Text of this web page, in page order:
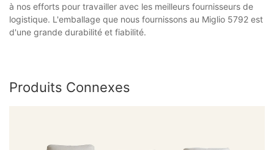
à nos efforts pour travailler avec les meilleurs fournisseurs de
logistique. L'emballage que nous fournissons au Miglio 5792 est
d'une grande durabilité et fiabilité.
Produits Connexes